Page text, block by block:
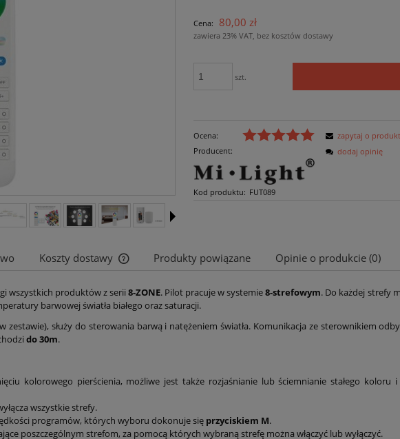
płatności
Cena: 80,00 zł
zawiera 23% VAT, bez kosztów dostawy
szt.
Ocena:
Producent:
Kod produktu: FUT089
zapytaj o produkt
dodaj opinię
Koszty dostawy
Cena nie zawiera ewentualnych kosztów
płatności
Produkty powiązane Opinie o produkcie (0)
wszystkich produktów z serii 8-ZONE. Pilot pracuje w systemie8-strefowym. Do każdej strefy
barwowej światła białego oraz saturacji.
zestawie), służy do sterowania barwą i natężeniem światła. Komunikacja ze sterownikiem
do 30m.
kolorowego pierścienia, możliwe jest także rozjaśnianie lub ściemnianie stałego koloru
wszystkie strefy.
programów, których wyboru dokonuje się przyciskiem M.
poszczególnym strefom, za pomocą których wybraną strefę można włączyć lub wyłączyć.